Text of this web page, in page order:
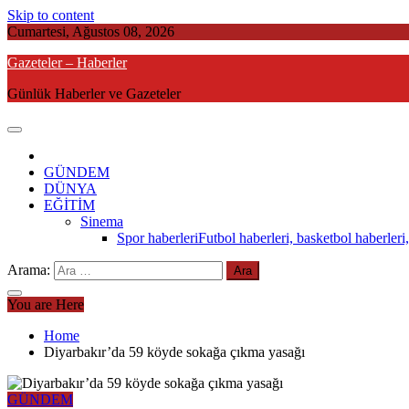
Skip to content
Cumartesi, Ağustos 08, 2026
Gazeteler – Haberler
Günlük Haberler ve Gazeteler
GÜNDEM
DÜNYA
EĞİTİM
Sinema
Spor haberleriFutbol haberleri, basketbol
Arama:
You are Here
Home
Diyarbakır’da 59 köyde sokağa çıkma yasağı
GÜNDEM